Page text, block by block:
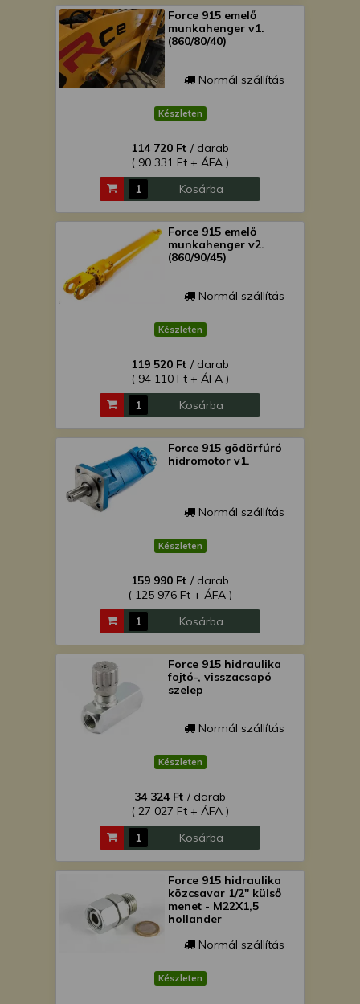
Force 915 emelő
munkahenger v1.
(860/80/40)
Normál szállítás
Készleten
114 720 Ft / darab
( 90 331 Ft + ÁFA )
Kosárba
Force 915 emelő
munkahenger v2.
(860/90/45)
Normál szállítás
Készleten
119 520 Ft / darab
( 94 110 Ft + ÁFA )
Kosárba
Force 915 gödörfúró
hidromotor v1.
Normál szállítás
Készleten
159 990 Ft / darab
( 125 976 Ft + ÁFA )
Kosárba
Force 915 hidraulika
fojtó-, visszacsapó
szelep
Normál szállítás
Készleten
34 324 Ft / darab
( 27 027 Ft + ÁFA )
Kosárba
Force 915 hidraulika
közcsavar 1/2" külső
menet - M22X1,5
hollander
Normál szállítás
Készleten